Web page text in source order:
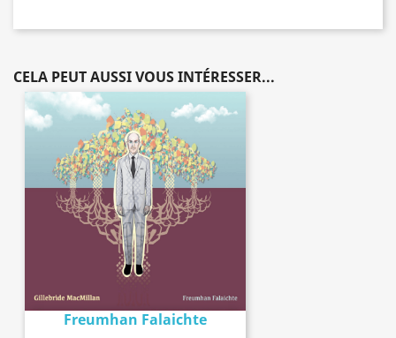
CELA PEUT AUSSI VOUS INTÉRESSER...
Freumhan Falaichte